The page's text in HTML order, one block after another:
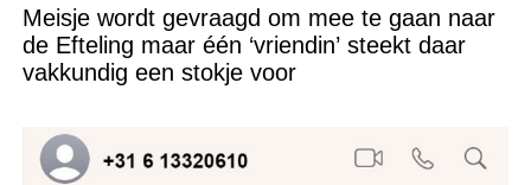
Meisje wordt gevraagd om mee te gaan naar
de Efteling maar één ‘vriendin’ steekt daar
vakkundig een stokje voor